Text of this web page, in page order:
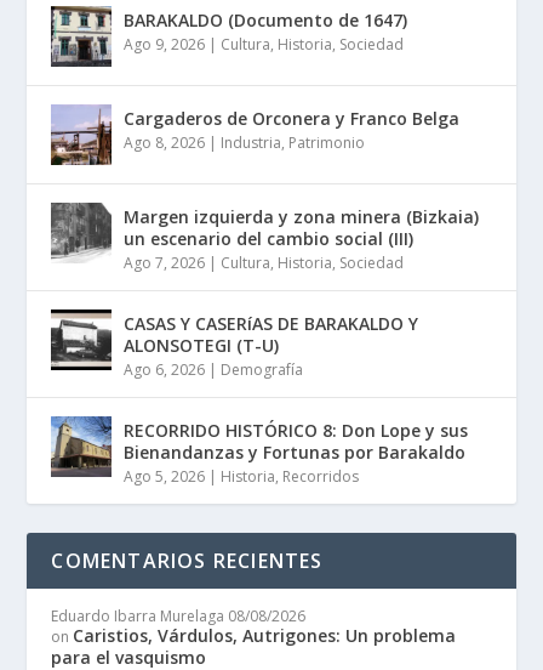
BARAKALDO (Documento de 1647)
Ago 9, 2026 | Cultura, Historia, Sociedad
Cargaderos de Orconera y Franco Belga
Ago 8, 2026 | Industria, Patrimonio
Margen izquierda y zona minera (Bizkaia)
un escenario del cambio social (III)
Ago 7, 2026 | Cultura, Historia, Sociedad
CASAS Y CASERíAS DE BARAKALDO Y
ALONSOTEGI (T-U)
Ago 6, 2026 | Demografía
RECORRIDO HISTÓRICO 8: Don Lope y sus
Bienandanzas y Fortunas por Barakaldo
Ago 5, 2026 | Historia, Recorridos
COMENTARIOS RECIENTES
Eduardo Ibarra Murelaga 08/08/2026
on Caristios, Várdulos, Autrigones: Un problema
para el vasquismo